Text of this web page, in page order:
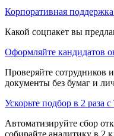
Корпоративная
Какой соцпакет вы
Оформляйте кандидатов
Проверяйте сотрудников
документы без бумаг и
Ускорьте подбор в 2 раза
Автоматизируйте сбор
собирайте аналитику в 2